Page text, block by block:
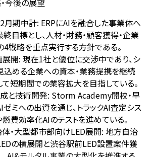
今後の展望
月期中計: ERPにAIを融合した事業体へ
目標とし、人材・財務・顧客獲得・企業
戦略を重点実行する方針である。
開: 現在1社と優位に交渉中であり、シ
込める企業への資本・業務提携を継続
短期間での業容拡大を目指している。
と技術開発: Storm Academy開校・早
ミへの出資を通じ、トラックAI査定シス
費効率化AIのテストを進めている。
・大型都市部向けLED展開: 地方自治
の横展開と渋谷駅前LED設置案件獲